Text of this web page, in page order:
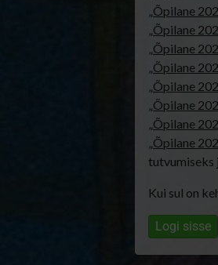
„Õpilane
„Õpilane
„Õpilane
„Õpilane
„Õpilane
„Õpilane
„Õpilane
„Õpilane
tutvumiseks
Kui sul on
Logi sisse